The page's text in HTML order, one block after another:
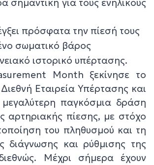
σημαντική για τους ενηλίκους
πρόσφατα την πίεσή τους
σωματικό βάρος
ιστορικό υπέρτασης.
Month ξεκίνησε το
Εταιρεία Υπέρτασης και
μεγαλύτερη παγκόσμια δράση
αρτηριακής πίεσης, με στόχο
του πληθυσμού και τη
διάγνωσης και ρύθμισης της
Μέχρι σήμερα έχουν